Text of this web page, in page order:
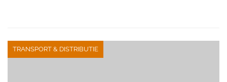
TRANSPORT & DISTRIBUTIE